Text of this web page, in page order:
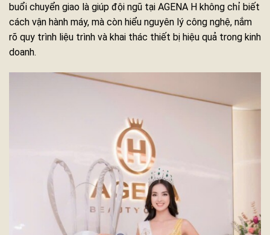
buổi chuyển giao là giúp đội ngũ tại AGENA H không chỉ biết
cách vận hành máy, mà còn hiểu nguyên lý công nghệ, nắm
rõ quy trình liệu trình và khai thác thiết bị hiệu quả trong kinh
doanh.